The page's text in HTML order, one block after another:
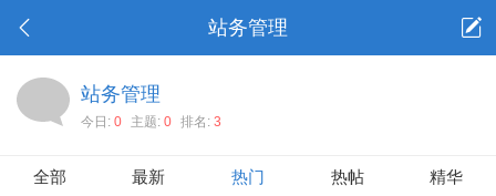
站务管理
站务管理
今日: 0 主题: 0 排名: 3
全部 最新 热门 热帖 精华